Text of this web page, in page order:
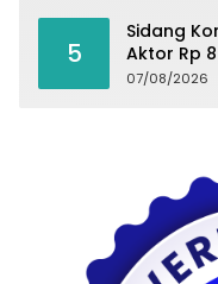
5
Sidang
Aktor Rp
07/08/2026